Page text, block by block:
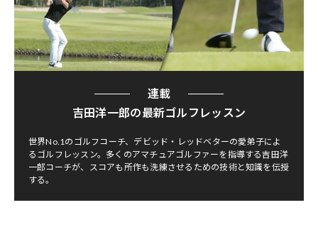
連載
吉田洋一郎の最新ゴルフレッスン
世界No.1のゴルフコーチ、デビッド・レッドベターの愛弟子によ
るゴルフレッスン。多くのアマチュアゴルファーを指導する吉田洋
一郎コーチが、スコアも所作も洗練させるための技術と知識を伝授
する。